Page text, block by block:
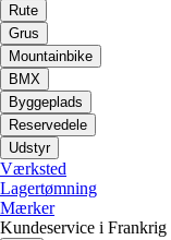
Rute
Grus
Mountainbike
BMX
Byggeplads
Reservedele
Udstyr
Værksted
Lagertømning
Mærker
Kundeservice i Frankrig